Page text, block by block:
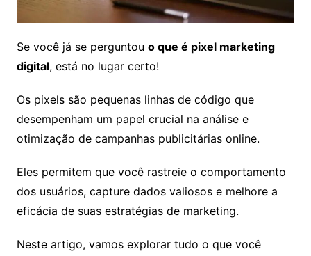
Se você já se perguntou o que é pixel marketing
digital, está no lugar certo!
Os pixels são pequenas linhas de código que
desempenham um papel crucial na análise e
otimização de campanhas publicitárias online.
Eles permitem que você rastreie o comportamento
dos usuários, capture dados valiosos e melhore a
eficácia de suas estratégias de marketing.
Neste artigo, vamos explorar tudo o que você